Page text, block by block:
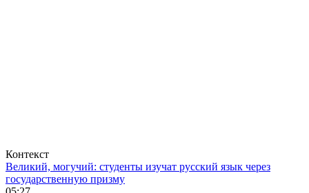
Контекст
Великий, могучий: студенты изучат русский язык через
государственную призму